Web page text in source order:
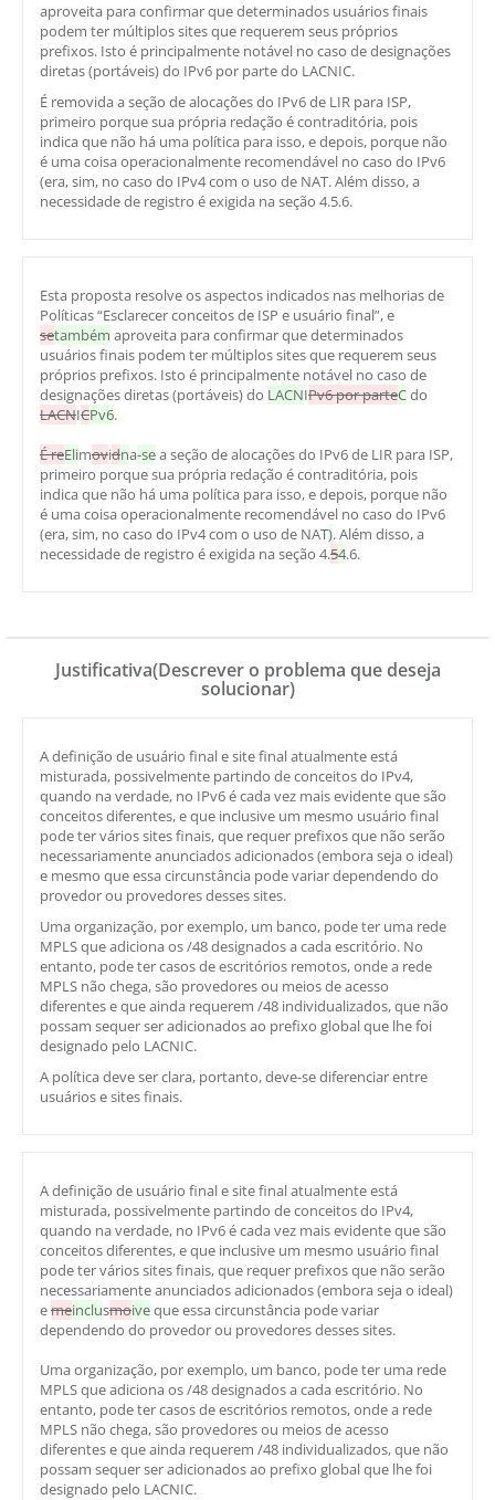
aproveita para confirmar que determinados usuários finais
podem ter múltiplos sites que requerem seus próprios
prefixos. Isto é principalmente notável no caso de designações
diretas (portáveis) do IPv6 por parte do LACNIC.
É removida a seção de alocações do IPv6 de LIR para ISP,
primeiro porque sua própria redação é contraditória, pois
indica que não há uma política para isso, e depois, porque não
é uma coisa operacionalmente recomendável no caso do IPv6
(era, sim, no caso do IPv4 com o uso de NAT. Além disso, a
necessidade de registro é exigida na seção 4.5.6.
Esta proposta resolve os aspectos indicados nas melhorias de
Políticas “Esclarecer conceitos de ISP e usuário final”, e
setambém aproveita para confirmar que determinados
usuários finais podem ter múltiplos sites que requerem seus
próprios prefixos. Isto é principalmente notável no caso de
designações diretas (portáveis) do LACNIPv6 por parteCdo
LACNICPv6.
É reElimovidna-sea seção de alocações do IPv6 de LIR para ISP,
primeiro porque sua própria redação é contraditória, pois
indica que não há uma política para isso, e depois, porque não
é uma coisa operacionalmente recomendável no caso do IPv6
(era, sim, no caso do IPv4 com o uso de NAT). Além disso, a
necessidade de registro é exigida na seção 4.54.6.
Justificativa(Descrever o problema que deseja
solucionar)
A definição de usuário final e site final atualmente está
misturada, possivelmente partindo de conceitos do IPv4,
quando na verdade, no IPv6 é cada vez mais evidente que são
conceitos diferentes, e que inclusive um mesmo usuário final
pode ter vários sites finais, que requer prefixos que não serão
necessariamente anunciados adicionados (embora seja o ideal)
e mesmo que essa circunstância pode variar dependendo do
provedor ou provedores desses sites.
Uma organização, por exemplo, um banco, pode ter uma rede
MPLS que adiciona os /48 designados a cada escritório. No
entanto, pode ter casos de escritórios remotos, onde a rede
MPLS não chega, são provedores ou meios de acesso
diferentes e que ainda requerem /48 individualizados, que não
possam sequer ser adicionados ao prefixo global que lhe foi
designado pelo LACNIC.
A política deve ser clara, portanto, deve-se diferenciar entre
usuários e sites finais.
A definição de usuário final e site final atualmente está
misturada, possivelmente partindo de conceitos do IPv4,
quando na verdade, no IPv6 é cada vez mais evidente que são
conceitos diferentes, e que inclusive um mesmo usuário final
pode ter vários sites finais, que requer prefixos que não serão
necessariamente anunciados adicionados (embora seja o ideal)
emeinclusmoiveque essa circunstância pode variar
dependendo do provedor ou provedores desses sites.
Uma organização, por exemplo, um banco, pode ter uma rede
MPLS que adiciona os /48 designados a cada escritório. No
entanto, pode ter casos de escritórios remotos, onde a rede
MPLS não chega, são provedores ou meios de acesso
diferentes e que ainda requerem /48 individualizados, que não
possam sequer ser adicionados ao prefixo global que lhe foi
designado pelo LACNIC.